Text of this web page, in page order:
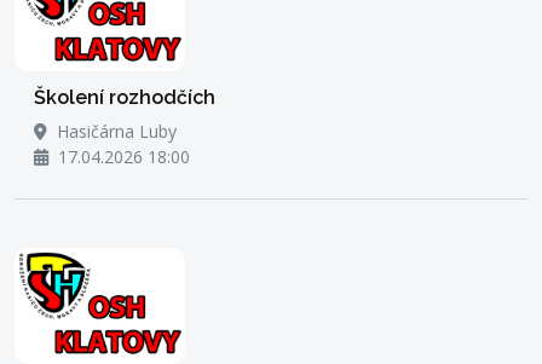
Školení rozhodčích
Hasičárna Luby
17.04.2026 18:00